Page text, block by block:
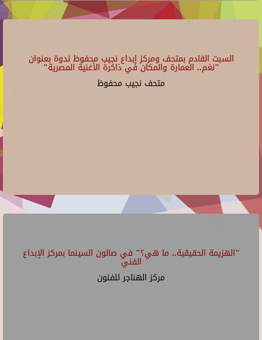
السبت القادم بمتحف ومركز إبداع نجيب محفوظ ندوة بعنوان
"نغم.. العمارة والمكان في ذاكرة الأغنية المصرية"
متحف نجيب محفوظ
"الهزيمة الحقيقية.. ما هي؟" في صالون السينما بمركز الإبداع
الفني
مركز الهناجر للفنون